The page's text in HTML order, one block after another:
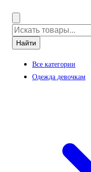
Найти
Все категории
Одежда девочкам